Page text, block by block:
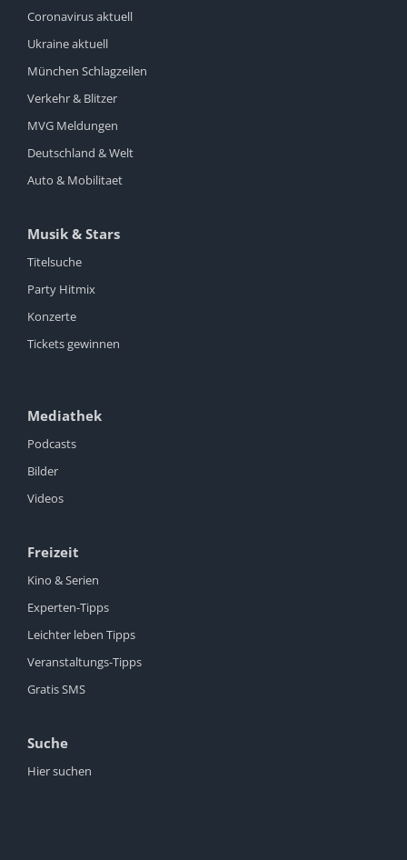
Coronavirus aktuell
Ukraine aktuell
München Schlagzeilen
Verkehr & Blitzer
MVG Meldungen
Deutschland & Welt
Auto & Mobilitaet
Musik & Stars
Titelsuche
Party Hitmix
Konzerte
Tickets gewinnen
Mediathek
Podcasts
Bilder
Videos
Freizeit
Kino & Serien
Experten-Tipps
Leichter leben Tipps
Veranstaltungs-Tipps
Gratis SMS
Suche
Hier suchen